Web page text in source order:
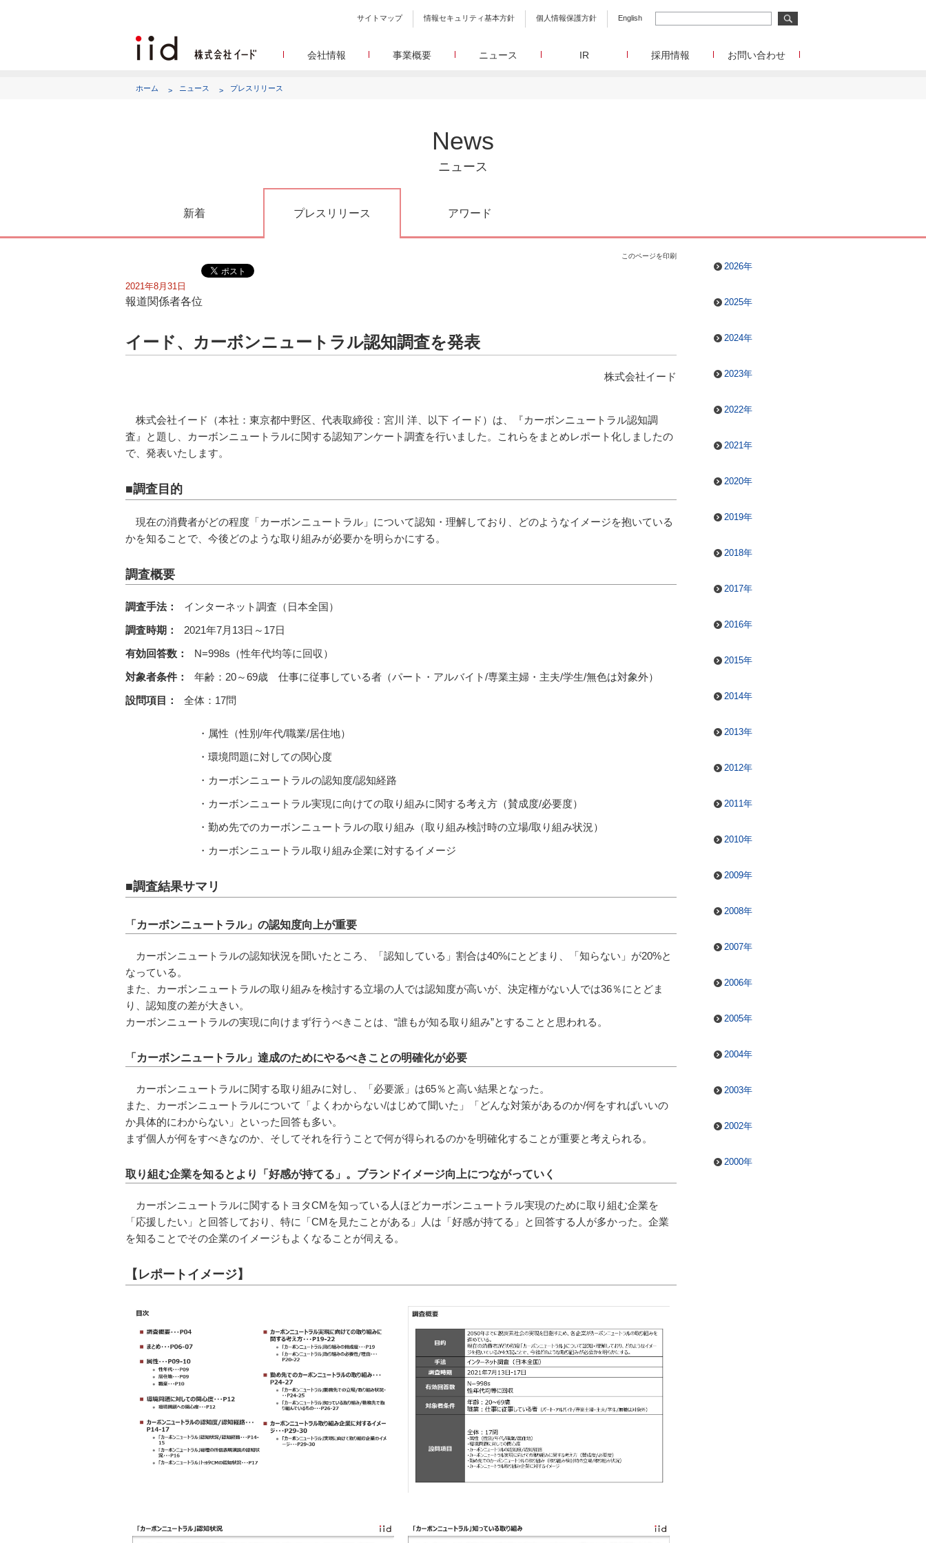
サイトマップ 情報セキュリティ基本方針 個人情報保護方針 English
会社情報
イードのこれまでの歩み
グループ会社 イードのグループ会社のご紹介
アクセス
事業概要
によって、マーケッティングの課題解決を支援します。
EC事業者向けにショップ運営ASPシステムを提供しています。
ニュース IR 採用情報 お問い合わせ
広報、IR、事業提携等に関するお問合せ
ホーム ニュース プレスリリース
News
ニュース
新着 プレスリリース アワード
このページを印刷
2021年8月31日
報道関係者各位
イード、カーボンニュートラル認知調査を発表
株式会社イード
株式会社イード（本社：東京都中野区、代表取締役：宮川 洋、以下 イード）は、『カーボンニュートラル認知調
査』と題し、カーボンニュートラルに関する認知アンケート調査を行いました。これらをまとめレポート化しましたの
で、発表いたします。
■調査目的
現在の消費者がどの程度「カーボンニュートラル」について認知・理解しており、どのようなイメージを抱いている
かを知ることで、今後どのような取り組みが必要かを明らかにする。
調査概要
調査手法：
インターネット調査（日本全国）
調査時期：
2021年7月13日～17日
有効回答数：
N=998s（性年代均等に回収）
対象者条件：
年齢：20～69歳 仕事に従事している者（パート・アルバイト/専業主婦・主夫/学生/無色は対象外）
設問項目：
全体：17問
・属性（性別/年代/職業/居住地）
・環境問題に対しての関心度
・カーボンニュートラルの認知度/認知経路
・カーボンニュートラル実現に向けての取り組みに関する考え方（賛成度/必要度）
・勤め先でのカーボンニュートラルの取り組み（取り組み検討時の立場/取り組み状況）
・カーボンニュートラル取り組み企業に対するイメージ
■調査結果サマリ
「カーボンニュートラル」の認知度向上が重要
カーボンニュートラルの認知状況を聞いたところ、「認知している」割合は40%にとどまり、「知らない」が20%と
なっている。
また、カーボンニュートラルの取り組みを検討する立場の人では認知度が高いが、決定権がない人では36％にとどま
り、認知度の差が大きい。
カーボンニュートラルの実現に向けまず行うべきことは、“誰もが知る取り組み”とすることと思われる。
「カーボンニュートラル」達成のためにやるべきことの明確化が必要
カーボンニュートラルに関する取り組みに対し、「必要派」は65％と高い結果となった。
また、カーボンニュートラルについて「よくわからない/はじめて聞いた」「どんな対策があるのか/何をすればいいの
か具体的にわからない」といった回答も多い。
まず個人が何をすべきなのか、そしてそれを行うことで何が得られるのかを明確化することが重要と考えられる。
取り組む企業を知るとより「好感が持てる」。ブランドイメージ向上につながっていく
カーボンニュートラルに関するトヨタCMを知っている人ほどカーボンニュートラル実現のために取り組む企業を
「応援したい」と回答しており、特に「CMを見たことがある」人は「好感が持てる」と回答する人が多かった。企業
を知ることでその企業のイメージもよくなることが伺える。
【レポートイメージ】
2026年
2025年
2024年
2023年
2022年
2021年
2020年
2019年
2018年
2017年
2016年
2015年
2014年
2013年
2012年
2011年
2010年
2009年
2008年
2007年
2006年
2005年
2004年
2003年
2002年
2000年